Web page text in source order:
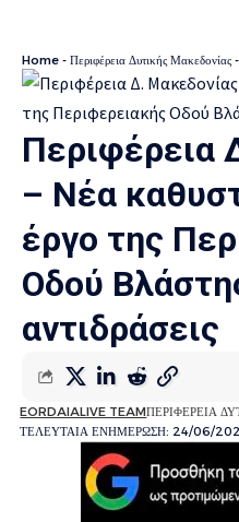
Home - Περιφέρεια Δυτικής Μακεδονίας -
Περιφέρεια
– Νέα
έργο της
Οδού
αντιδράσεις
ΤΕΛΕΥΤΑΙΑ ΕΝΗΜΕΡΩΣΗ: 24/06/
EORDAIALIVE TEAMΠΕΡΙΦΕΡΕΙΑ